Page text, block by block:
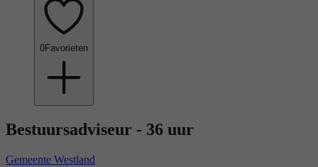
0Favorieten
Bestuursadviseur - 36 uur
Gemeente Westland